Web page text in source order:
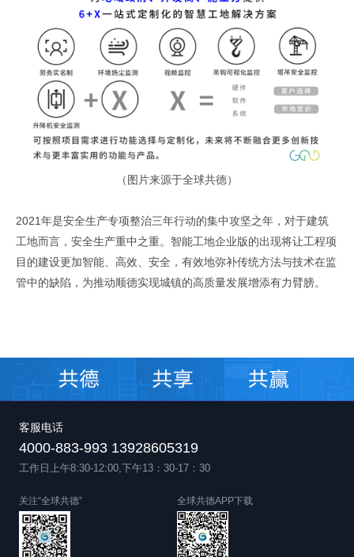
（图片来源于全球共德）
2021年是安全生产专项整治三年行动的集中攻坚之年，对于建筑
工地而言，安全生产重中之重。智能工地企业版的出现将让工程项
目的建设更加智能、高效、安全，有效地弥补传统方法与技术在监
管中的缺陷，为推动顺德实现城镇的高质量发展增添有力臂膀。
客服电话
4000-883-993 13928605319
工作日上午8:30-12:00,下午13：30-17：30
关注“全球共德” 全球共德APP下载